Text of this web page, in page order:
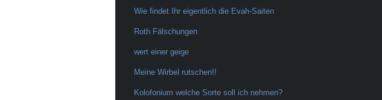
Wie findet Ihr eigentlich die Evah-Saiten
Roth Fälschungen
wert einer geige
Meine Wirbel rutschen!!
Kolofonium welche Sorte soll ich nehmen?